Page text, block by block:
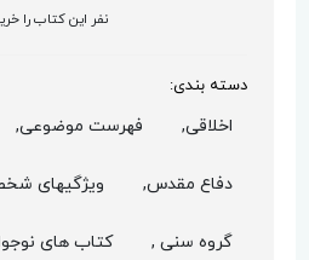
نفر این کتاب را
دسته بندی:
اخلاقی, فهرست موضوعی,
دفاع مقدس, ویژگیهای
گروه سنی , کتاب های